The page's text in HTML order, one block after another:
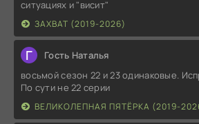
ситуациях и "висит"
ЗАХВАТ (2019-2026)
Г Гость Наталья
восьмой сезон 22 и 23 одинаковые.
По сути не 22 серии
ВЕЛИКОЛЕПНАЯ ПЯТЁРКА (2019-